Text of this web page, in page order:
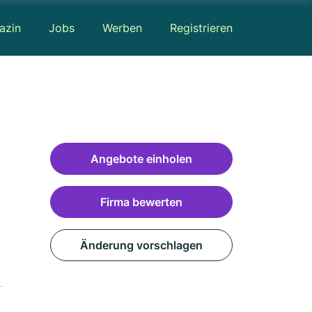
Jobs Werben Registrieren
Angebote einholen
Firma bewerten
Änderung vorschlagen